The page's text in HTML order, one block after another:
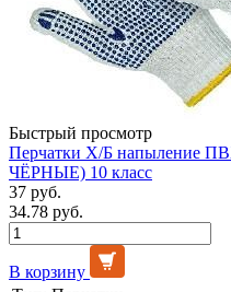
Быстрый просмотр
Перчатки Х/Б напыление
ЧЁРНЫЕ) 10 класс
37 руб.
34.78 руб.
В корзину